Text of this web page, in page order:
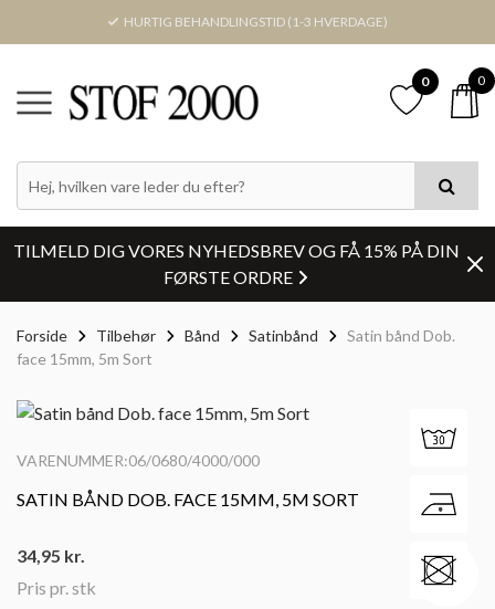
HURTIG BEHANDLINGSTID (1-3 HVERDAGE)
0 0
TILMELD DIG VORES NYHEDSBREV OG FÅ 15% PÅ DIN
FØRSTE ORDRE
Forside Tilbehør Bånd Satinbånd
Satin bånd Dob.
face 15mm, 5m Sort
VARENUMMER:06/0680/4000/000
SATIN BÅND DOB. FACE 15MM, 5M SORT
Pris pr. stk
34,95 kr.